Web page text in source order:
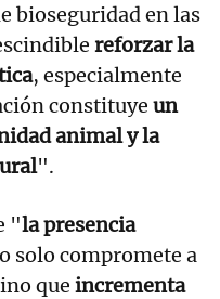
bioseguridad en las
reforzar la
, especialmente
constituye un
animal y la
".
"la presencia
solo compromete a
que incrementa